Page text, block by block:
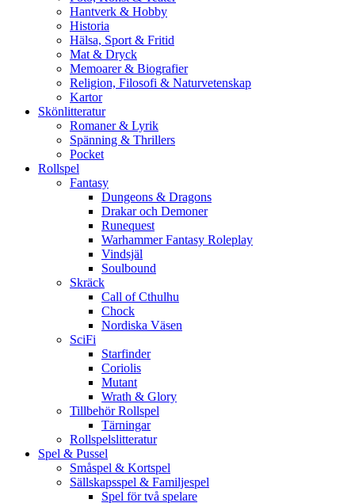
Hantverk & Hobby
Historia
Hälsa, Sport & Fritid
Mat & Dryck
Memoarer & Biografier
Religion, Filosofi & Naturvetenskap
Kartor
Skönlitteratur
Romaner & Lyrik
Spänning & Thrillers
Pocket
Rollspel
Fantasy
Dungeons & Dragons
Drakar och Demoner
Runequest
Warhammer Fantasy Roleplay
Vindsjäl
Soulbound
Skräck
Call of Cthulhu
Chock
Nordiska Väsen
SciFi
Starfinder
Coriolis
Mutant
Wrath & Glory
Tillbehör Rollspel
Tärningar
Rollspelslitteratur
Spel & Pussel
Småspel & Kortspel
Sällskapsspel & Familjespel
Spel för två spelare